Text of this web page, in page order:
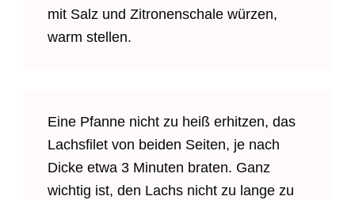
mit Salz und Zitronenschale würzen,
warm stellen.
Eine Pfanne nicht zu heiß erhitzen, das
Lachsfilet von beiden Seiten, je nach
Dicke etwa 3 Minuten braten. Ganz
wichtig ist, den Lachs nicht zu lange zu